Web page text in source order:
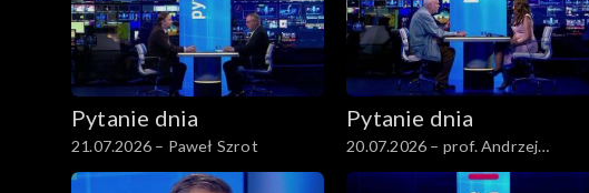
Pytanie dnia
21.07.2026 – Paweł Szrot
Pytanie dnia
20.07.2026 – prof. Andrzej
Rychard